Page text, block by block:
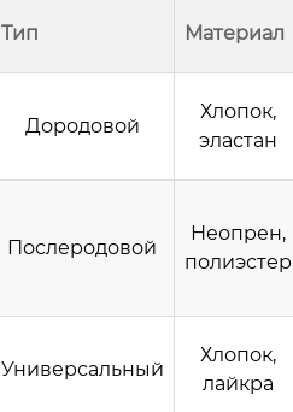
Тип Материал
Дородовой
Хлопок,
эластан
Послеродовой
Неопрен,
полиэстер
Универсальный
Хлопок,
лайкра